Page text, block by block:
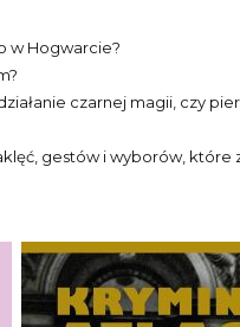
w Hogwarcie?
czarnej magii, czy
gestów i wyborów, które